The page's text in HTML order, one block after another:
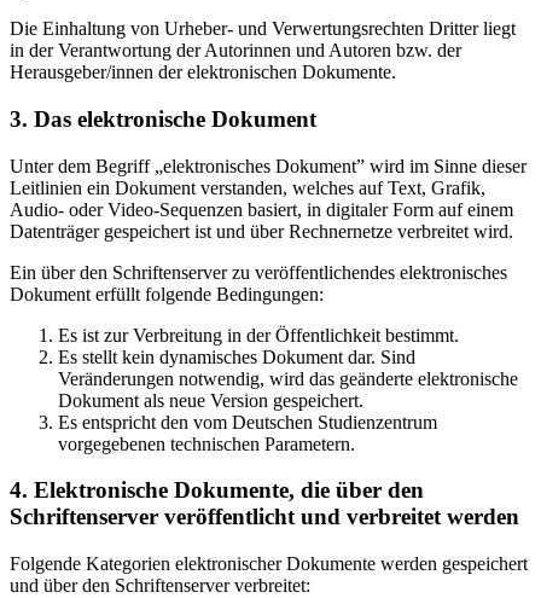
Die Einhaltung von Urheber- und Verwertungsrechten Dritter liegt
in der Verantwortung der Autorinnen und Autoren bzw. der
Herausgeber/innen der elektronischen Dokumente.
3. Das elektronische Dokument
Unter dem Begriff „elektronisches Dokument” wird im Sinne dieser
Leitlinien ein Dokument verstanden, welches auf Text, Grafik,
Audio- oder Video-Sequenzen basiert, in digitaler Form auf einem
Datenträger gespeichert ist und über Rechnernetze verbreitet wird.
Ein über den Schriftenserver zu veröffentlichendes elektronisches
Dokument erfüllt folgende Bedingungen:
Es ist zur Verbreitung in der Öffentlichkeit bestimmt.
Es stellt kein dynamisches Dokument dar. Sind
Veränderungen notwendig, wird das geänderte elektronische
Dokument als neue Version gespeichert.
Es entspricht den vom Deutschen Studienzentrum
vorgegebenen technischen Parametern.
4. Elektronische Dokumente, die über den
Schriftenserver veröffentlicht und verbreitet werden
Folgende Kategorien elektronischer Dokumente werden gespeichert
und über den Schriftenserver verbreitet: